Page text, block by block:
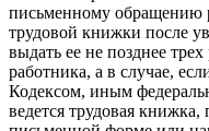
письменному обращению
трудовой книжки после
выдать ее не позднее
работника, а в случае,
Кодексом, иным
ведется трудовая